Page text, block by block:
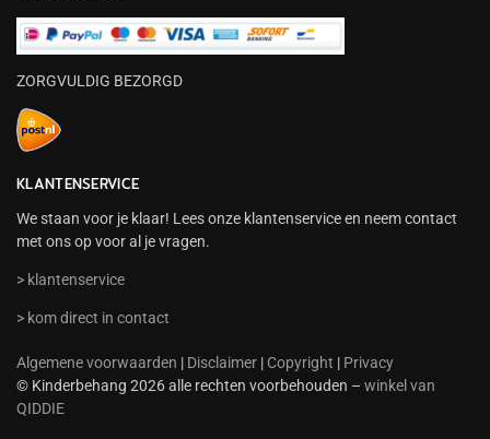
ZORGVULDIG BEZORGD
KLANTENSERVICE
We staan voor je klaar! Lees onze klantenservice en neem contact
met ons op voor al je vragen.
> klantenservice
> kom direct in contact
Algemene voorwaarden | Disclaimer | Copyright | Privacy
© Kinderbehang 2026 alle rechten voorbehouden – winkel van
QIDDIE